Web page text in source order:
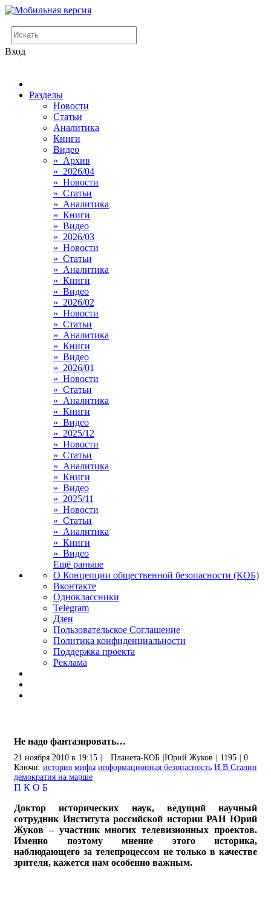
Вход
Разделы
Новости
Статьи
Аналитика
Книги
Видео
» Архив
» 2026/04
» Новости
» Статьи
» Аналитика
» Книги
» Видео
» 2026/03
» Новости
» Статьи
» Аналитика
» Книги
» Видео
» 2026/02
» Новости
» Статьи
» Аналитика
» Книги
» Видео
» 2026/01
» Новости
» Статьи
» Аналитика
» Книги
» Видео
» 2025/12
» Новости
» Статьи
» Аналитика
» Книги
» Видео
» 2025/11
» Новости
» Статьи
» Аналитика
» Книги
» Видео
Ещё раньше
О Концепции общественной безопасности (КОБ)
Вконтакте
Одноклассники
Telegram
Дзен
Пользовательское Соглашение
Политика конфиденциальности
Поддержка проекта
Реклама
Не надо фантазировать…
21 ноября 2010 в 19:15 Планета-КОБ Юрий Жуков 1195
0
Ключи: история мифы информационная безопасность И.В.Сталин
демократия на марше
П К О Б
Доктор исторических наук, ведущий научный
сотрудник Института российской истории РАН Юрий
Жуков – участник многих телевизионных проектов.
Именно поэтому мнение этого историка,
наблюдающего за телепроцессом не только в качестве
зрителя, кажется нам особенно важным.